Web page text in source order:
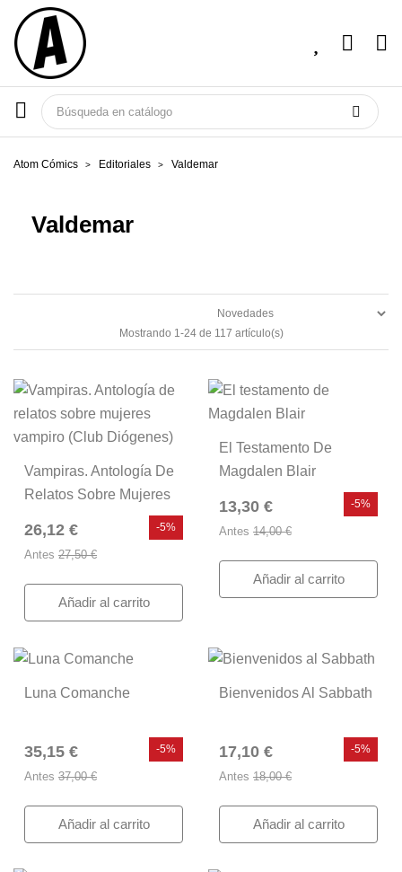
Atom Cómics Editoriales Valdemar
Valdemar
Mostrando 1-24 de 117 artículo(s)
Vampiras. Antología De
Relatos Sobre Mujeres
Diógenes)
26,12 €
Antes 27,50 €
-5%
Añadir al carrito
El Testamento De
Magdalen Blair
13,30 €
Antes 14,00 €
-5%
Añadir al carrito
Luna Comanche
35,15 €
Antes 37,00 €
-5%
Añadir al carrito
Bienvenidos Al Sabbath
17,10 €
Antes 18,00 €
-5%
Añadir al carrito